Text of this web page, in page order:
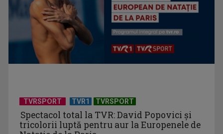
Universitatea de Vară, la Băile Tușnad | VIDEO
TVRSPORT TVR1 TVRSPORT
Spectacol total la TVR: David Popovici și
tricolorii luptă pentru aur la Europenele de